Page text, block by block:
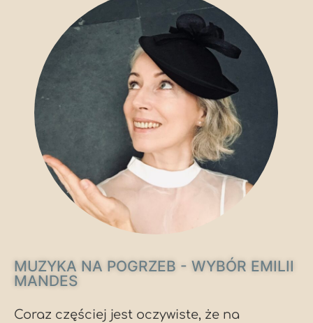
MUZYKA NA POGRZEB - WYBÓR EMILII
MANDES
Coraz częściej jest oczywiste, że na